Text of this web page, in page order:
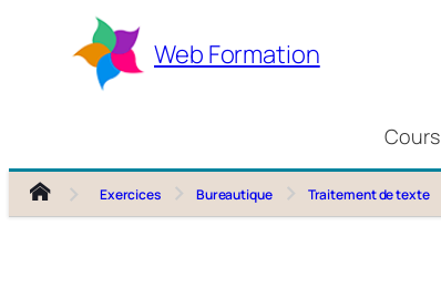
Web Formation
Cours
Exercices Bureautique Traitement de texte